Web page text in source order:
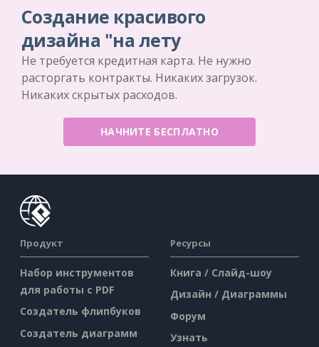
Создание красивого
дизайна "на лету
Не требуется кредитная карта. Не нужно
расторгать контракты. Никаких загрузок.
Никаких скрытых расходов.
НАЧНИТЕ БЕСПЛАТНО
Продукт
Набор инструментов
для работы с PDF
Создатель флипбуков
Создатель диаграмм
Ресурсы
Книга / Слайд-шоу
Дизайн / Диаграммы
Форум
Узнать